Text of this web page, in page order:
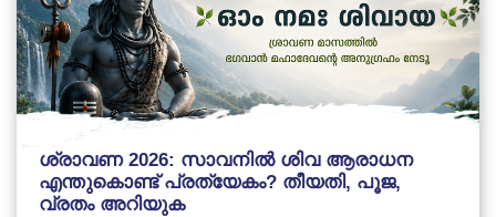
ശ്രാവണ 2026: സാവനിൽ ശിവ ആരാധന
എന്തുകൊണ്ട് പ്രത്യേകം? തീയതി, പൂജ,
വ്രതം അറിയുക